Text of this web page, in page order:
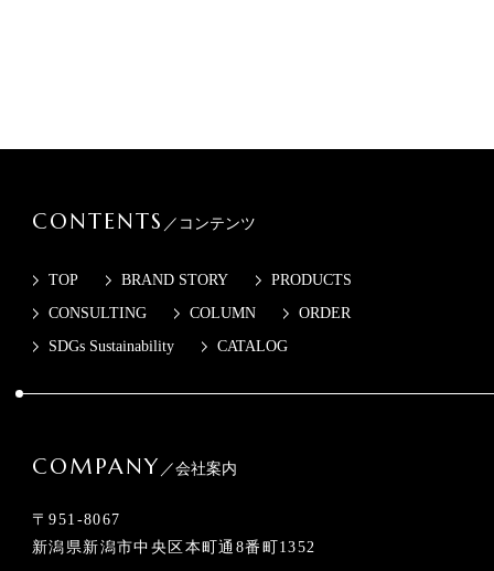
CONTENTS ／コンテンツ
TOP BRAND STORY
PRODUCTS
CONSULTING
COLUMN
ORDER
SDGs Sustainability
CATALOG
COMPANY ／会社案内
〒951-8067
新潟県新潟市中央区本町通8番町1352